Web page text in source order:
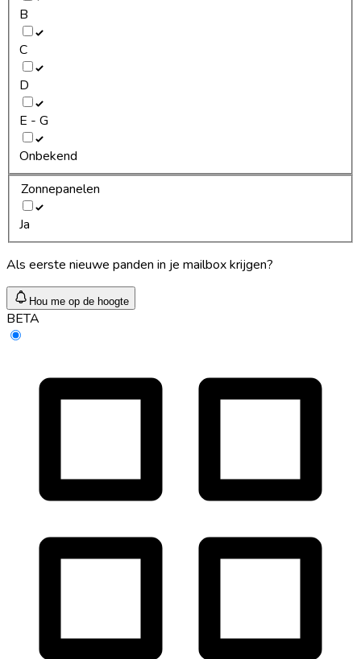
B
C
D
E - G
Onbekend
Zonnepanelen
Ja
Als eerste nieuwe panden in je mailbox krijgen?
Hou me op de hoogte
BETA